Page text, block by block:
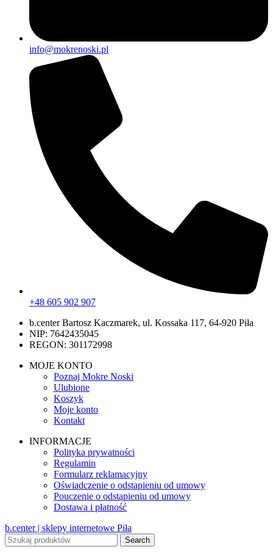
info@mokrenoski.pl
+48 605 902 907
b.center Bartosz Kaczmarek, ul. Kossaka 117, 64-920 Piła
NIP: 7642435045
REGON: 301172998
MOJE KONTO
Poznaj Mokre Noski
Ulubione
Koszyk
Moje konto
Kontakt
INFORMACJE
Polityka prywatności
Regulamin
Formularz reklamacyjny
Oświadczenie o odstapieniu od umowy
Pouczenie o odstąpieniu od umowy
Dostawa i płatność
b.center | sklepy internetowe Piła
Search